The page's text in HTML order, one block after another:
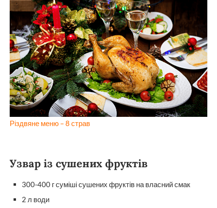
Різдвяне меню – 8 страв
Узвар із сушених фруктів
300-400 г суміші сушених фруктів на власний смак
2 л води